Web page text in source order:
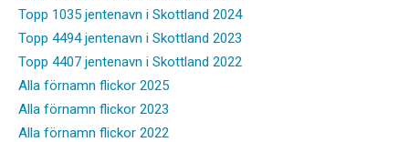
Topp 1035 jentenavn i Skottland 2024
Topp 4494 jentenavn i Skottland 2023
Topp 4407 jentenavn i Skottland 2022
Alla förnamn flickor 2025
Alla förnamn flickor 2023
Alla förnamn flickor 2022